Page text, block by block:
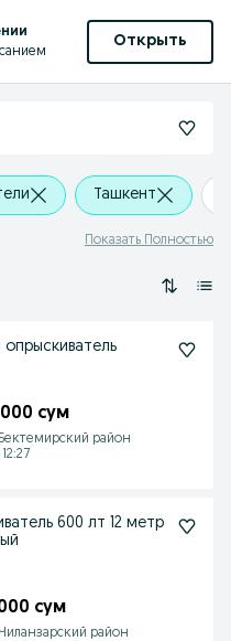
Открыть
Ташкент
Показать Полностью
сум
район
600 лт 12 метр
сум
район